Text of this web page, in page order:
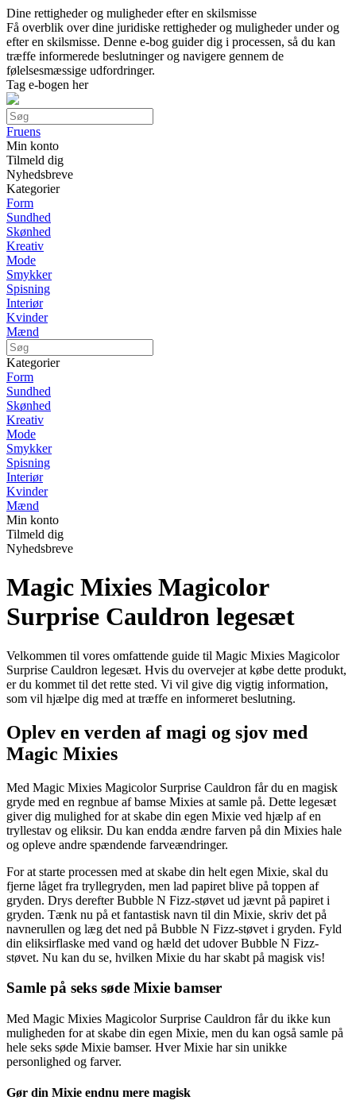
Dine rettigheder og muligheder efter en skilsmisse
Få overblik over dine juridiske rettigheder og muligheder under og
efter en skilsmisse. Denne e-bog guider dig i processen, så du kan
træffe informerede beslutninger og navigere gennem de
følelsesmæssige udfordringer.
Tag e-bogen her
Fruens
Min konto
Tilmeld dig
Nyhedsbreve
Kategorier
Form
Sundhed
Skønhed
Kreativ
Mode
Smykker
Spisning
Interiør
Kvinder
Mænd
Kategorier
Form
Sundhed
Skønhed
Kreativ
Mode
Smykker
Spisning
Interiør
Kvinder
Mænd
Min konto
Tilmeld dig
Nyhedsbreve
Magic Mixies Magicolor
Surprise Cauldron legesæt
Velkommen til vores omfattende guide til Magic Mixies Magicolor
Surprise Cauldron legesæt. Hvis du overvejer at købe dette produkt,
er du kommet til det rette sted. Vi vil give dig vigtig information,
som vil hjælpe dig med at træffe en informeret beslutning.
Oplev en verden af magi og sjov med
Magic Mixies
Med Magic Mixies Magicolor Surprise Cauldron får du en magisk
gryde med en regnbue af bamse Mixies at samle på. Dette legesæt
giver dig mulighed for at skabe din egen Mixie ved hjælp af en
tryllestav og eliksir. Du kan endda ændre farven på din Mixies hale
og opleve andre spændende farveændringer.
For at starte processen med at skabe din helt egen Mixie, skal du
fjerne låget fra tryllegryden, men lad papiret blive på toppen af
gryden. Drys derefter Bubble N Fizz-støvet ud jævnt på papiret i
gryden. Tænk nu på et fantastisk navn til din Mixie, skriv det på
navnerullen og læg det ned på Bubble N Fizz-støvet i gryden. Fyld
din eliksirflaske med vand og hæld det udover Bubble N Fizz-
støvet. Nu kan du se, hvilken Mixie du har skabt på magisk vis!
Samle på seks søde Mixie bamser
Med Magic Mixies Magicolor Surprise Cauldron får du ikke kun
muligheden for at skabe din egen Mixie, men du kan også samle på
hele seks søde Mixie bamser. Hver Mixie har sin unikke
personlighed og farver.
Gør din Mixie endnu mere magisk